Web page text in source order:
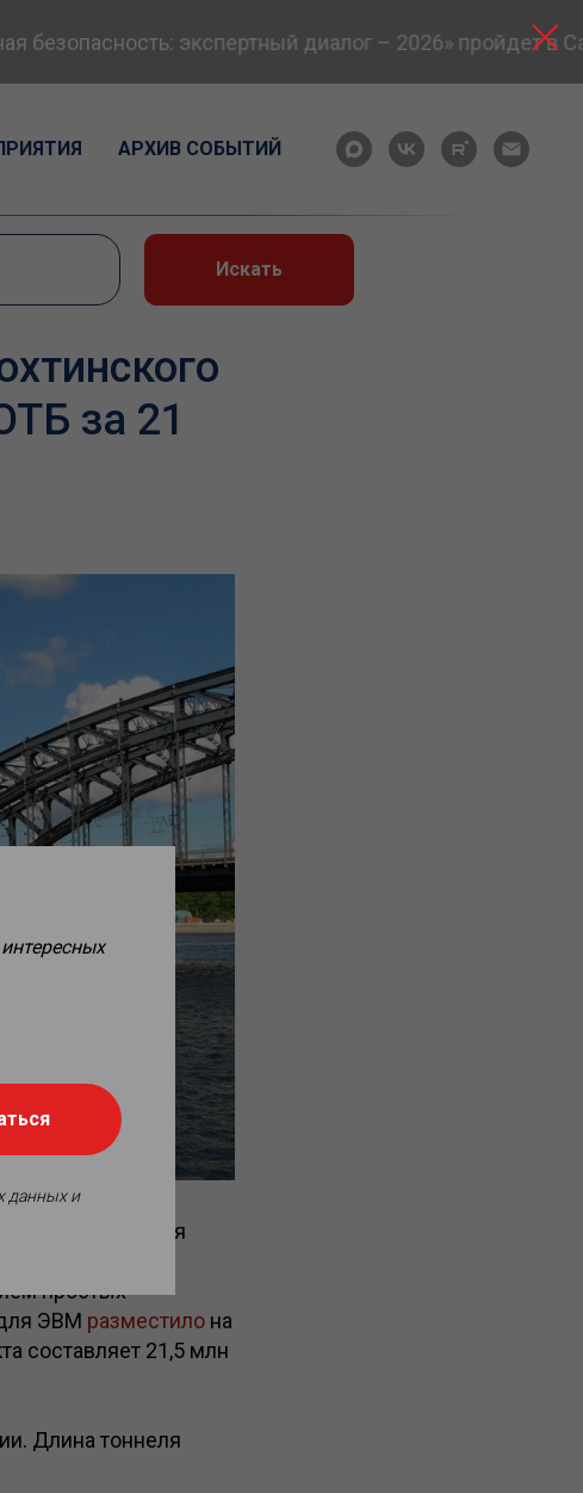
экспертный диалог – 2026» пройдет в
АРХИВ СОБЫТИЙ
Искать
за 21
обеспечения
простых
ЭВМ разместило на
составляет 21,5 млн
Длина тоннеля
данных и